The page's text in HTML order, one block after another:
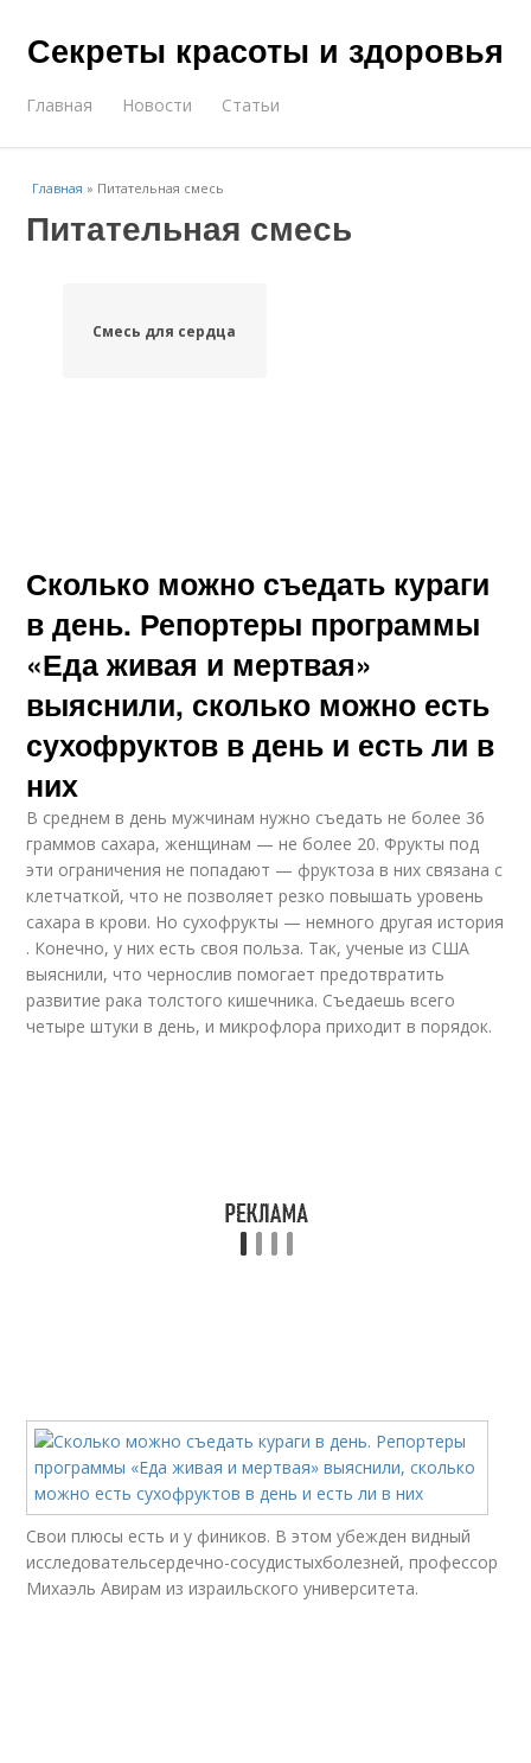
Секреты красоты и здоровья
Главная Новости Статьи
Главная » Питательная смесь
Питательная смесь
Смесь для сердца
Сколько можно съедать кураги
в день. Репортеры программы
«Еда живая и мертвая»
выяснили, сколько можно есть
сухофруктов в день и есть ли в
них
В среднем в день мужчинам нужно съедать не более 36
граммов сахара, женщинам — не более 20. Фрукты под
эти ограничения не попадают — фруктоза в них связана с
клетчаткой, что не позволяет резко повышать уровень
сахара в крови. Но сухофрукты — немного другая история
. Конечно, у них есть своя польза. Так, ученые из США
выяснили, что чернослив помогает предотвратить
развитие рака толстого кишечника. Съедаешь всего
четыре штуки в день, и микрофлора приходит в порядок.
Свои плюсы есть и у фиников. В этом убежден видный
исследовательсердечно-сосудистыхболезней, профессор
Михаэль Авирам из израильского университета.